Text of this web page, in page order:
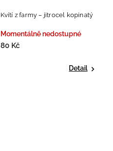
Kvítí z farmy – jitrocel kopinatý
Momentálně nedostupné
80 Kč
Detail